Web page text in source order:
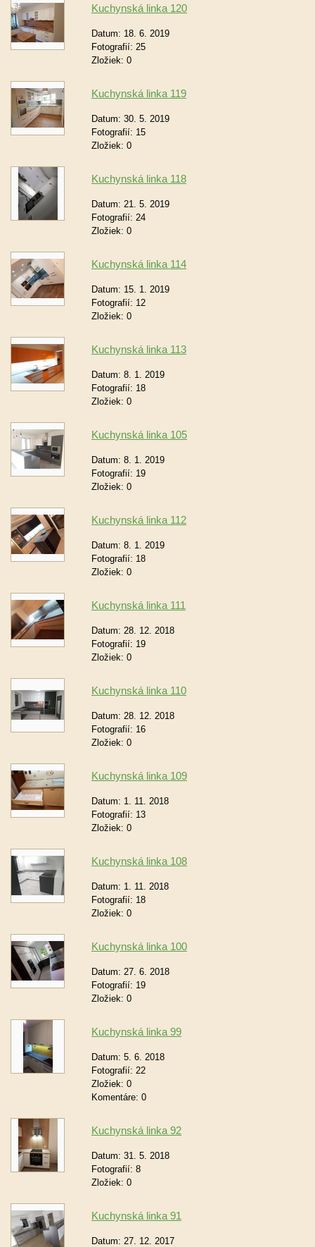
Kuchynská linka 120
Datum: 18. 6. 2019
Fotografií: 25
Zložiek: 0
Kuchynská linka 119
Datum: 30. 5. 2019
Fotografií: 15
Zložiek: 0
Kuchynská linka 118
Datum: 21. 5. 2019
Fotografií: 24
Zložiek: 0
Kuchynská linka 114
Datum: 15. 1. 2019
Fotografií: 12
Zložiek: 0
Kuchynská linka 113
Datum: 8. 1. 2019
Fotografií: 18
Zložiek: 0
Kuchynská linka 105
Datum: 8. 1. 2019
Fotografií: 19
Zložiek: 0
Kuchynská linka 112
Datum: 8. 1. 2019
Fotografií: 18
Zložiek: 0
Kuchynská linka 111
Datum: 28. 12. 2018
Fotografií: 19
Zložiek: 0
Kuchynská linka 110
Datum: 28. 12. 2018
Fotografií: 16
Zložiek: 0
Kuchynská linka 109
Datum: 1. 11. 2018
Fotografií: 13
Zložiek: 0
Kuchynská linka 108
Datum: 1. 11. 2018
Fotografií: 18
Zložiek: 0
Kuchynská linka 100
Datum: 27. 6. 2018
Fotografií: 19
Zložiek: 0
Kuchynská linka 99
Datum: 5. 6. 2018
Fotografií: 22
Zložiek: 0
Komentáre: 0
Kuchynská linka 92
Datum: 31. 5. 2018
Fotografií: 8
Zložiek: 0
Kuchynská linka 91
Datum: 27. 12. 2017